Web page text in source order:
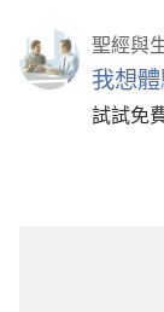
聖經與
我想
試試免